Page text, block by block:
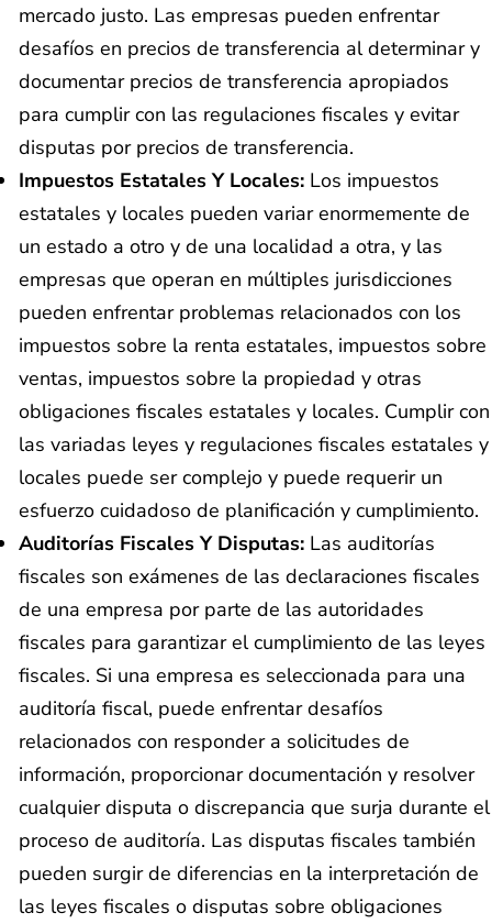
mercado justo. Las empresas pueden enfrentar
desafíos en precios de transferencia al determinar y
documentar precios de transferencia apropiados
para cumplir con las regulaciones fiscales y evitar
disputas por precios de transferencia.
Impuestos Estatales Y Locales: Los impuestos
estatales y locales pueden variar enormemente de
un estado a otro y de una localidad a otra, y las
empresas que operan en múltiples jurisdicciones
pueden enfrentar problemas relacionados con los
impuestos sobre la renta estatales, impuestos sobre
ventas, impuestos sobre la propiedad y otras
obligaciones fiscales estatales y locales. Cumplir con
las variadas leyes y regulaciones fiscales estatales y
locales puede ser complejo y puede requerir un
esfuerzo cuidadoso de planificación y cumplimiento.
Auditorías Fiscales Y Disputas: Las auditorías
fiscales son exámenes de las declaraciones fiscales
de una empresa por parte de las autoridades
fiscales para garantizar el cumplimiento de las leyes
fiscales. Si una empresa es seleccionada para una
auditoría fiscal, puede enfrentar desafíos
relacionados con responder a solicitudes de
información, proporcionar documentación y resolver
cualquier disputa o discrepancia que surja durante el
proceso de auditoría. Las disputas fiscales también
pueden surgir de diferencias en la interpretación de
las leyes fiscales o disputas sobre obligaciones